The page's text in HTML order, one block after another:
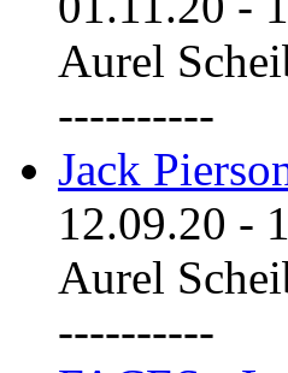
Aurel
----------
Jack
12.09.20 -
Aurel
----------